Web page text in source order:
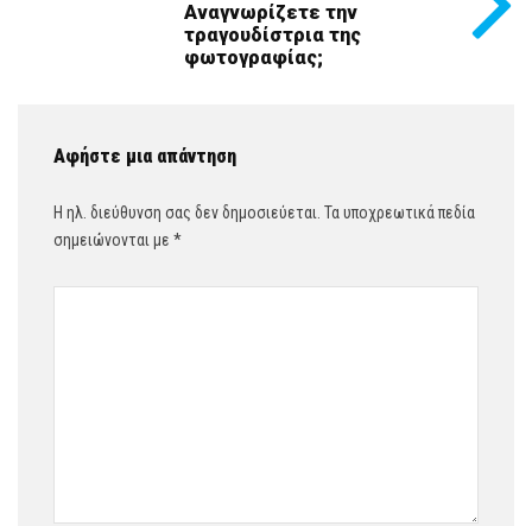
Αναγνωρίζετε την
τραγουδίστρια της
φωτογραφίας;
Αφήστε μια απάντηση
Η ηλ. διεύθυνση σας δεν δημοσιεύεται. Τα υποχρεωτικά πεδία
σημειώνονται με *